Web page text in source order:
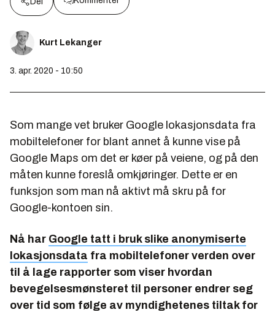
Kurt Lekanger
3. apr. 2020 - 10:50
Som mange vet bruker Google lokasjonsdata fra
mobiltelefoner for blant annet å kunne vise på
Google Maps om det er køer på veiene, og på den
måten kunne foreslå omkjøringer. Dette er en
funksjon som man nå aktivt må skru på for
Google-kontoen sin.
Nå har Google tatt i bruk slike anonymiserte
lokasjonsdata fra mobiltelefoner verden over
til å lage rapporter som viser hvordan
bevegelsesmønsteret til personer endrer seg
over tid som følge av myndighetenes tiltak for